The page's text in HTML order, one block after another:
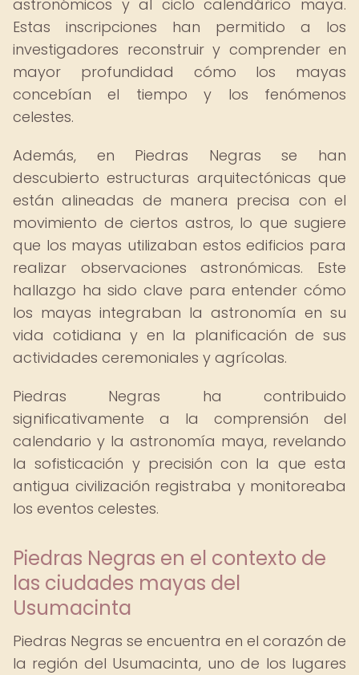
astronómicos y al ciclo calendárico maya.
Estas inscripciones han permitido a los
investigadores reconstruir y comprender en
mayor profundidad cómo los mayas
concebían el tiempo y los fenómenos
celestes.
Además, en Piedras Negras se han
descubierto estructuras arquitectónicas que
están alineadas de manera precisa con el
movimiento de ciertos astros, lo que sugiere
que los mayas utilizaban estos edificios para
realizar observaciones astronómicas. Este
hallazgo ha sido clave para entender cómo
los mayas integraban la astronomía en su
vida cotidiana y en la planificación de sus
actividades ceremoniales y agrícolas.
Piedras Negras ha contribuido
significativamente a la comprensión del
calendario y la astronomía maya, revelando
la sofisticación y precisión con la que esta
antigua civilización registraba y monitoreaba
los eventos celestes.
Piedras Negras en el contexto de
las ciudades mayas del
Usumacinta
Piedras Negras se encuentra en el corazón de
la región del Usumacinta, uno de los lugares